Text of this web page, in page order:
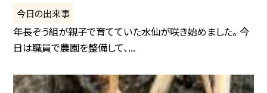
今日の出来事
年長ぞう組が親子で育てていた水仙が咲き始めました。 今
日は職員で農園を整備して、...